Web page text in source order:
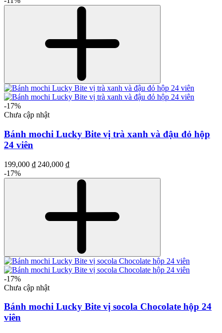
-17%
Chưa cập nhật
Bánh mochi Lucky Bite vị trà xanh và đậu đỏ hộp
24 viên
199,000 ₫ 240,000 ₫
-17%
-17%
Chưa cập nhật
Bánh mochi Lucky Bite vị socola Chocolate hộp 24
viên